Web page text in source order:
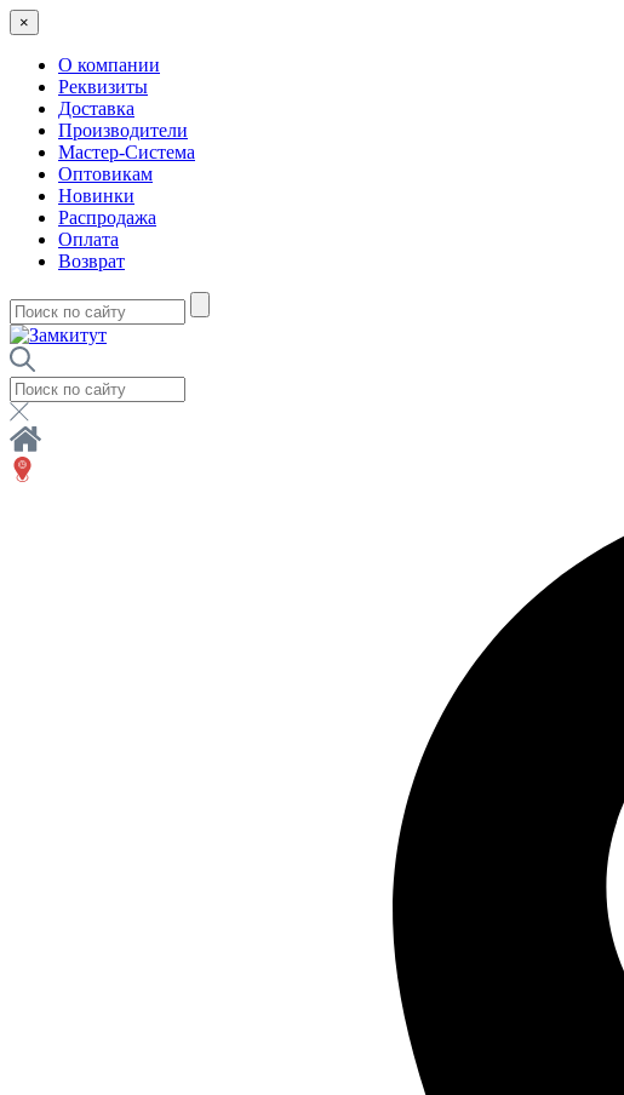
×
О компании
Реквизиты
Доставка
Производители
Мастер-Система
Оптовикам
Новинки
Распродажа
Оплата
Возврат